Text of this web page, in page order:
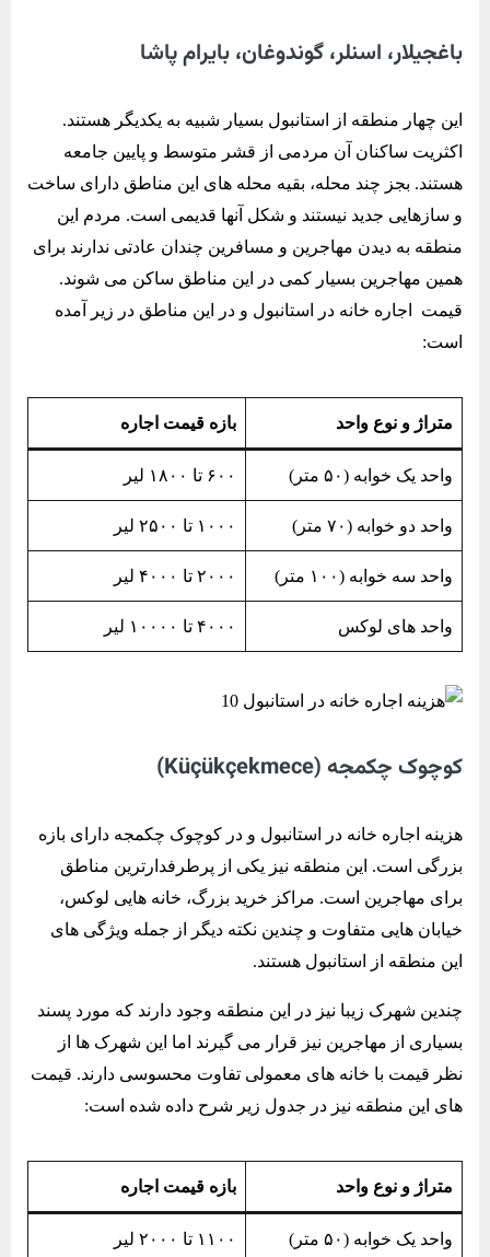
باغجیلار، اسنلر، گوندوغان، بایرام پاشا
این چهار منطقه از استانبول بسیار شبیه به یکدیگر هستند.
اکثریت ساکنان آن مردمی از قشر متوسط و پایین جامعه
هستند. بجز چند محله، بقیه محله های این مناطق دارای ساخت
و سازهایی جدید نیستند و شکل آنها قدیمی است. مردم این
منطقه به دیدن مهاجرین و مسافرین چندان عادتی ندارند برای
همین مهاجرین بسیار کمی در این مناطق ساکن می شوند.
قیمت اجاره خانه در استانبول و در این مناطق در زیر آمده
است:
متراژ و نوع واحد بازه قیمت اجاره
واحد یک خوابه (۵۰ متر) ۶۰۰ تا ۱۸۰۰ لیر
واحد دو خوابه (۷۰ متر) ۱۰۰۰ تا ۲۵۰۰ لیر
واحد سه خوابه (۱۰۰ متر) ۲۰۰۰ تا ۴۰۰۰ لیر
واحد های لوکس ۴۰۰۰ تا ۱۰۰۰۰ لیر
کوچوک چکمجه (Küçükçekmece)
هزینه اجاره خانه در استانبول و در کوچوک چکمجه دارای بازه
بزرگی است. این منطقه نیز یکی از پرطرفدارترین مناطق
برای مهاجرین است. مراکز خرید بزرگ، خانه هایی لوکس،
خیابان هایی متفاوت و چندین نکته دیگر از جمله ویژگی های
این منطقه از استانبول هستند.
چندین شهرک زیبا نیز در این منطقه وجود دارند که مورد پسند
بسیاری از مهاجرین نیز قرار می گیرند اما این شهرک ها از
نظر قیمت با خانه های معمولی تفاوت محسوسی دارند. قیمت
های این منطقه نیز در جدول زیر شرح داده شده است:
متراژ و نوع واحد بازه قیمت اجاره
واحد یک خوابه (۵۰ متر) ۱۱۰۰ تا ۲۰۰۰ لیر